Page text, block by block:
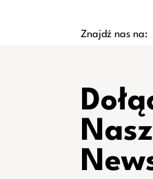
Znajdź nas na: